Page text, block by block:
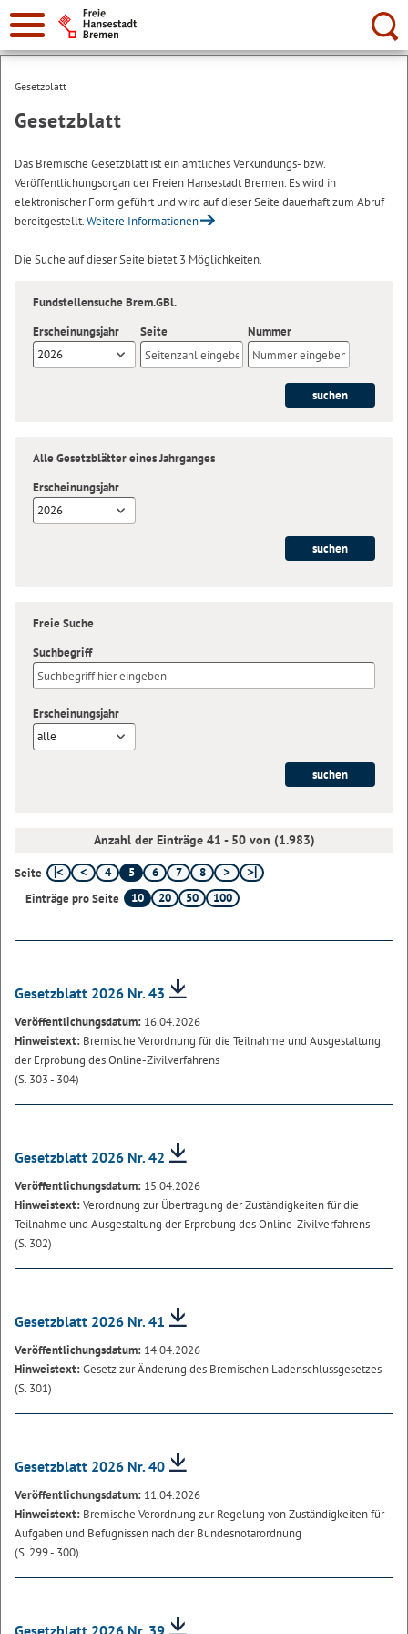
Suche:
Gesetzblatt
Gesetzblatt
Das Bremische Gesetzblatt ist ein amtliches Verkündungs- bzw.
Veröffentlichungsorgan der Freien Hansestadt Bremen. Es wird in
elektronischer Form geführt und wird auf dieser Seite dauerhaft zum Abruf
bereitgestellt.Weitere Informationen
Die Suche auf dieser Seite bietet 3 Möglichkeiten.
Fundstellensuche Brem.GBl.
Erscheinungsjahr
2026
Seite Nummer
Alle Gesetzblätter eines Jahrganges
Erscheinungsjahr
2026
Freie Suche
Suchbegriff
Erscheinungsjahr
alle
Anzahl der Einträge 41 - 50 von (1.983)
Seite 4 5 6 7
8
Einträge pro Seite
10 20 50 100
Gesetzblatt 2026 Nr. 43
Veröffentlichungsdatum: 16.04.2026
Hinweistext: Bremische Verordnung für die Teilnahme und Ausgestaltung
der Erprobung des Online-Zivilverfahrens
(S. 303 - 304)
Gesetzblatt 2026 Nr. 42
Veröffentlichungsdatum: 15.04.2026
Hinweistext:Verordnung zur Übertragung der Zuständigkeiten für die
Teilnahme und Ausgestaltung der Erprobung des Online-Zivilverfahrens
(S. 302)
Gesetzblatt 2026 Nr. 41
Veröffentlichungsdatum: 14.04.2026
Hinweistext:Gesetz zur Änderung des Bremischen Ladenschlussgesetzes
(S. 301)
Gesetzblatt 2026 Nr. 40
Veröffentlichungsdatum: 11.04.2026
Hinweistext: Bremische Verordnung zur Regelung von Zuständigkeiten für
Aufgaben und Befugnissen nach der Bundesnotarordnung
(S. 299 - 300)
Gesetzblatt 2026 Nr. 39